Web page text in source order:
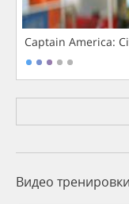
Captain America:
Видео тренировки